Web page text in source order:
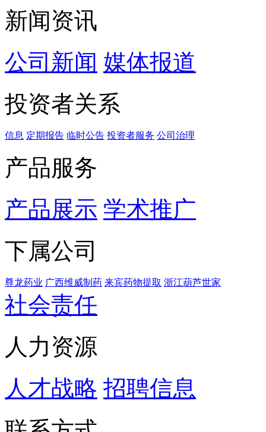
新闻资讯
公司新闻 媒体报道
投资者关系
信息 定期报告 临时公告 投资者服务 公司治理
产品服务
产品展示 学术推广
下属公司
尊龙药业 广西维威制药 来宾药物提取 浙江葫芦世家
社会责任
人力资源
人才战略 招聘信息